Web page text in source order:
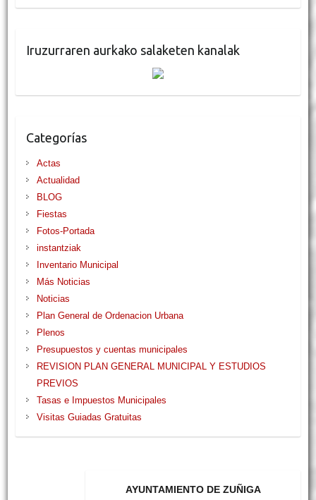
Iruzurraren aurkako salaketen kanalak
Categorías
Actas
Actualidad
BLOG
Fiestas
Fotos-Portada
instantziak
Inventario Municipal
Más Noticias
Noticias
Plan General de Ordenacion Urbana
Plenos
Presupuestos y cuentas municipales
REVISION PLAN GENERAL MUNICIPAL Y ESTUDIOS
PREVIOS
Tasas e Impuestos Municipales
Visitas Guiadas Gratuitas
AYUNTAMIENTO DE ZUÑIGA